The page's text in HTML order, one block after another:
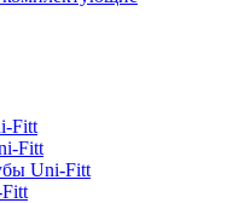
Fitt
Fitt
Uni-Fitt